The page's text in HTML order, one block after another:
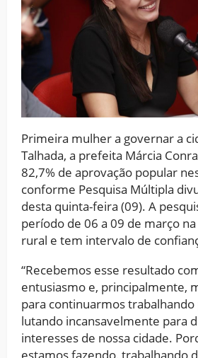
Primeira mulher a governar a
Talhada, a prefeita Márcia
82,7% de aprovação popular
conforme Pesquisa Múltipla
desta quinta-feira (09). A
período de 06 a 09 de março
rural e tem intervalo de
“Recebemos esse resultado
entusiasmo e, principalmente,
para continuarmos trabalhando
lutando incansavelmente para
interesses de nossa cidade.